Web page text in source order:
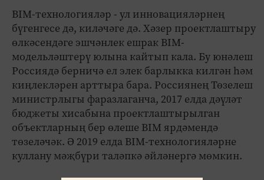
BIM-технологияләр - ул инновацияләрнең
бүгенгесе дә, киләчәге дә. Хәзер проектлаштыру
өлкәсендәге эшчәнлек ешрак BIM-
модельләштерү юлына кайтып кала. Бу юнәлеш
Россиядә берничә ел элек барлыкка килгән һәм
киңлекләрен арттыра бара. Россиянең Төзелеш
министрлыгы фаразлаганча, 2017 елда дәүләт
бюджеты хисабына проектлаштырылган
объектларның бер өлеше BIM ярдәмендә
төзеләчәк. Ә 2019 елда BIM-технологияләрне
куллану мәҗбүри таләпкә әйләнергә мөмкин.